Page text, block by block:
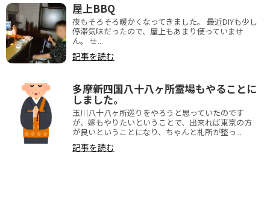
屋上BBQ
夜もそろそろ暖かくなってきました。 最近DIYも少し
停滞気味だったので、屋上もあまり使っていませ
ん。 せ...
記事を読む
多摩新四国八十八ヶ所霊場もやることに
しました。
玉川八十八ヶ所巡りをやろうと思っていたのです
が、嫁もやりたいということで、出来れば東京の方
が良いということになり、ちゃんと札所が整っ...
記事を読む